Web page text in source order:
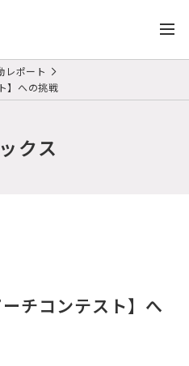
レポート
】への挑戦
クス
チコンテスト】へ